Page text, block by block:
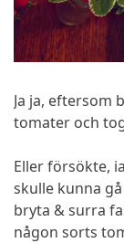
Ja ja, eftersom
tomater och
Eller försökte,
skulle kunna
bryta & surra
någon sorts